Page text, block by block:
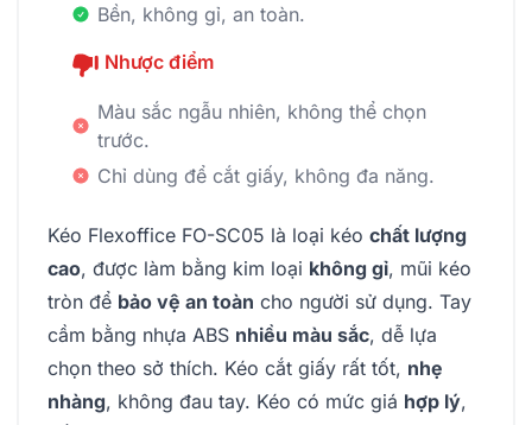
Bền, không gỉ, an toàn.
Nhược điểm
Màu sắc ngẫu nhiên, không thể chọn
trước.
Chỉ dùng để cắt giấy, không đa năng.
Kéo Flexoffice FO-SC05 là loại kéo chất lượng
cao, được làm bằng kim loại không gỉ, mũi kéo
tròn để bảo vệ an toàn cho người sử dụng. Tay
cầm bằng nhựa ABS nhiều màu sắc, dễ lựa
chọn theo sở thích. Kéo cắt giấy rất tốt, nhẹ
nhàng, không đau tay. Kéo có mức giá hợp lý,